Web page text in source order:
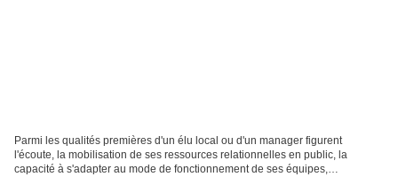
Parmi les qualités premières d'un élu local ou d'un manager figurent
l'écoute, la mobilisation de ses ressources relationnelles en public, la
capacité à s'adapter au mode de fonctionnement de ses équipes,